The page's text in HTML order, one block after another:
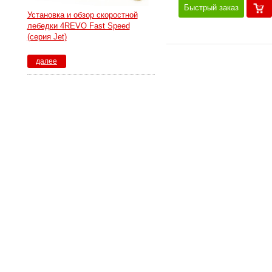
Установка и обзор скоростной
лебедки 4REVO Fast Speed
(серия Jet)
далее
Быстрый заказ